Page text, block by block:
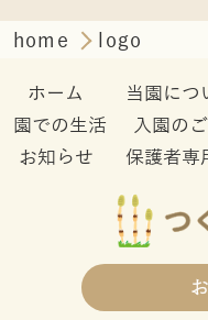
home logo
ホーム 当園につ
園での生活
入園の
お知らせ
保護者専